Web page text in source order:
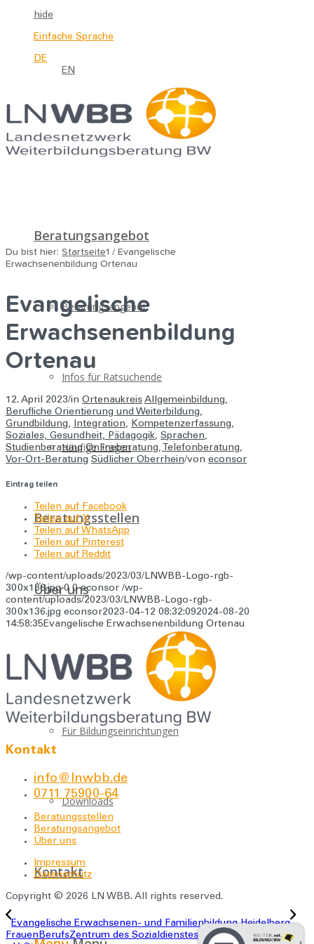
hide
Einfache Sprache
DE
EN
Beratungsangebot
Beratungsangebot
Infos für Ratsuchende
Häufige Fragen
Beratungsstellen
Über uns
Über uns
Für Bildungseinrichtungen
Downloads
Kontakt
Du bist hier: Startseite1 / Evangelische
Erwachsenenbildung Ortenau
Evangelische
Erwachsenenbildung
Ortenau
12. April 2023/in Ortenaukreis Allgemeinbildung,
Berufliche Orientierung und Weiterbildung,
Grundbildung, Integration, Kompetenzerfassung,
Soziales, Gesundheit, Pädagogik, Sprachen,
Studienberatung Onlineberatung, Telefonberatung,
Vor-Ort-Beratung Südlicher Oberrhein/von econsor
Eintrag teilen
Teilen auf Facebook
Teilen auf X
Teilen auf WhatsApp
Teilen auf Pinterest
Teilen auf Reddit
/wp-content/uploads/2023/03/LNWBB-Logo-rgb-
300x136.jpg 0 0 econsor /wp-
content/uploads/2023/03/LNWBB-Logo-rgb-
300x136.jpg econsor2023-04-12 08:32:092024-08-20
14:58:35Evangelische Erwachsenenbildung Ortenau
Kontakt
info@lnwbb.de
0711 75900-64
Beratungsstellen
Beratungsangebot
Über uns
Impressum
Datenschutz
Copyright © 2026 LN WBB. All rights reserved.
Evangelische Erwachsenen- und Familienbildung Heidelberg
FrauenBerufsZentrum des Sozialdienstes katholischer Frauen